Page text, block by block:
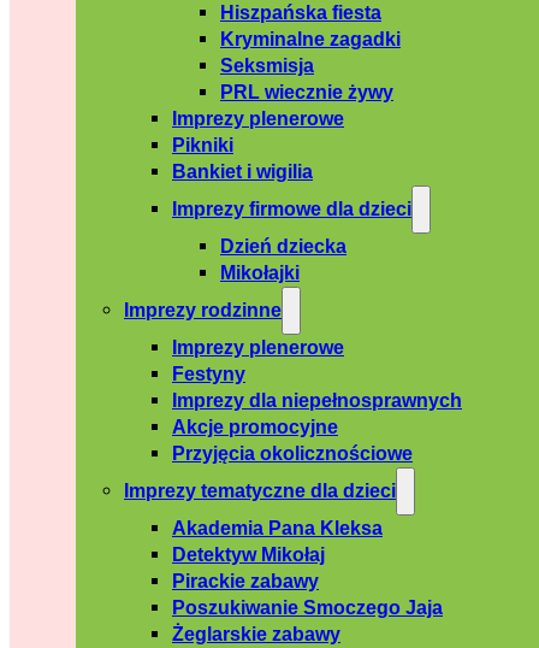
Hiszpańska fiesta
Kryminalne zagadki
Seksmisja
PRL wiecznie żywy
Imprezy plenerowe
Pikniki
Bankiet i wigilia
Imprezy firmowe dla dzieci
Dzień dziecka
Mikołajki
Imprezy rodzinne
Imprezy plenerowe
Festyny
Imprezy dla niepełnosprawnych
Akcje promocyjne
Przyjęcia okolicznościowe
Imprezy tematyczne dla dzieci
Akademia Pana Kleksa
Detektyw Mikołaj
Pirackie zabawy
Poszukiwanie Smoczego Jaja
Żeglarskie zabawy